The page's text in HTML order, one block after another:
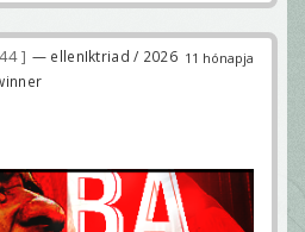
11 hónapja
— ellenIktriad / 2026